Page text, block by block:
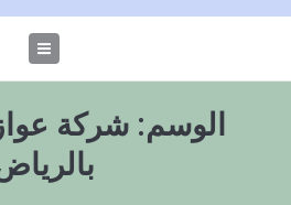
الوسم:شركة